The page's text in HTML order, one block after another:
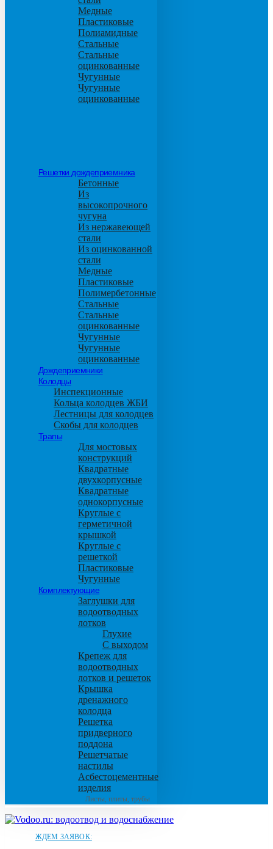
Медные
Пластиковые
Полиамидные
Стальные
Стальные
оцинкованные
Чугунные
Чугунные
оцинкованные
Решетки дождеприемника
Бетонные
Из
высокопрочного
чугуна
Из нержавеющей
стали
Из оцинкованной
стали
Медные
Пластиковые
Полимербетонные
Стальные
Стальные
оцинкованные
Чугунные
Чугунные
оцинкованные
Дождеприемники
Колодцы
Инспекционные
Кольца колодцев ЖБИ
Лестницы для колодцев
Скобы для колодцев
Трапы
Для мостовых
конструкций
Квадратные
двухкорпусные
Квадратные
однокорпусные
Круглые с
герметичной
крышкой
Круглые с
решеткой
Пластиковые
Чугунные
Комплектующие
Заглушки для
водоотводных
лотков
Глухие
С выходом
Крепеж для
водоотводных
лотков и решеток
Крышка
дренажного
колодца
Решетка
придверного
поддона
Решетчатые
настилы
Асбестоцементные
изделия
Листы, плиты, трубы
ЖДЕМ ЗАЯВОК: